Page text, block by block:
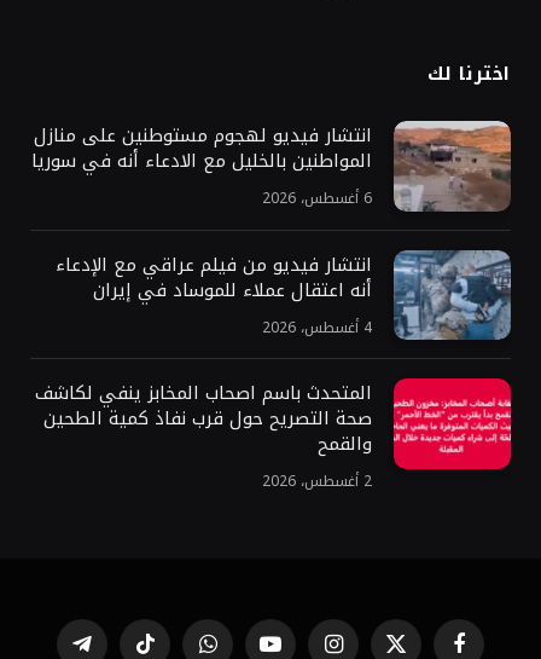
اخترنا لك
انتشار فيديو لهجوم مستوطنين على منازل
المواطنين بالخليل مع الادعاء أنه في سوريا
6 أغسطس، 2026
انتشار فيديو من فيلم عراقي مع الإدعاء
أنه اعتقال عملاء للموساد في إيران
4 أغسطس، 2026
المتحدث باسم اصحاب المخابز ينفي لكاشف
صحة التصريح حول قرب نفاذ كمية الطحين
والقمح
2 أغسطس، 2026